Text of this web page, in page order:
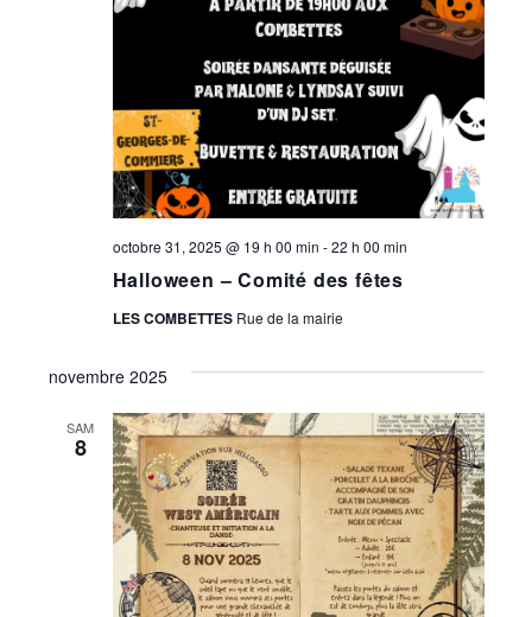
Halloween – Comité des fêtes
octobre 31, 2025 @ 19 h 00 min -22 h 00 min
LES COMBETTES Rue de la mairie
novembre 2025
SAM
8